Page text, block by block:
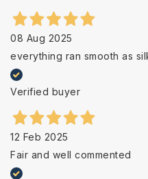
08 Aug 2025
everything ran smooth as
Verified buyer
12 Feb 2025
Fair and well commented